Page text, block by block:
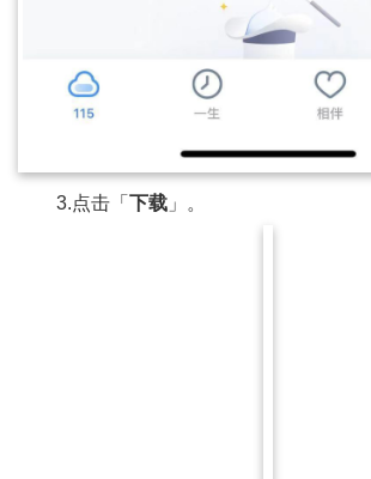
3.点击「 下载 」。